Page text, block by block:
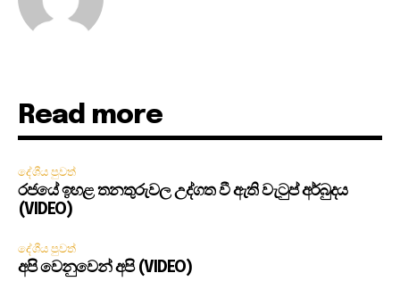
Read more
දේශීය පුවත්
රජයේ ඉහළ තනතුරුවල උද්ගත වී ඇති වැටුප් අර්බුදය
(VIDEO)
දේශීය පුවත්
අපි වෙනුවෙන් අපි (VIDEO)